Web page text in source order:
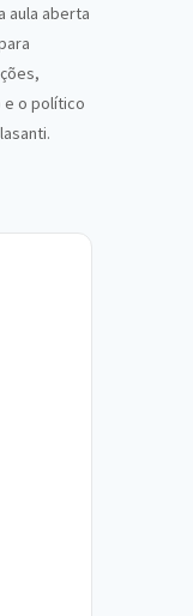
aula aberta
e o político